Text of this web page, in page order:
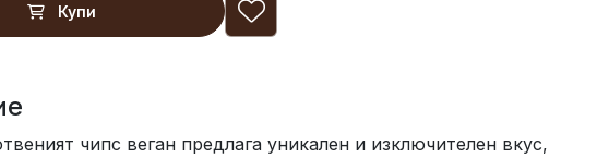
Купи
чипс веган предлага уникален и изключителен вкус,